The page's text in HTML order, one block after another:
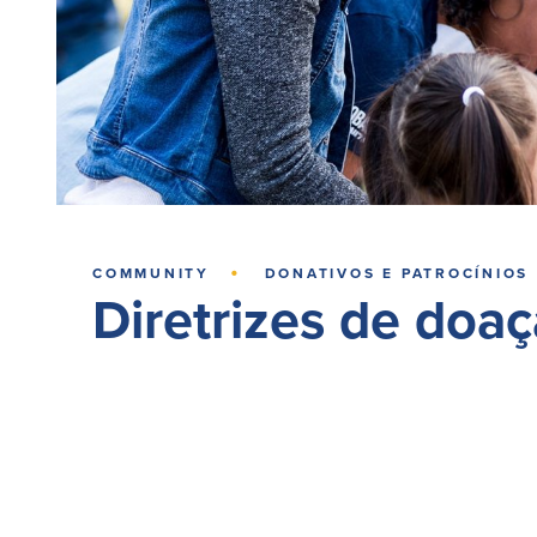
COMMUNITY · DONATIVOS E PATROCÍNIOS
Diretrizes de